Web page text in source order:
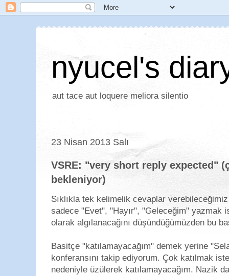
nyucel's
aut tace aut loquere meliora silentio
23 Nisan 2013 Salı
VSRE: "very short reply expected"
bekleniyor)
Sıklıkla tek kelimelik cevaplar
sadece "Evet", "Hayır", "Geleceğim" yazmak
olarak algılanacağını düşündüğümüzden bu
Basitçe "katılamayacağım" demek yerine
konferansını takip ediyorum. Çok katılmak
nedeniyle üzülerek katılamayacağım. Nazik